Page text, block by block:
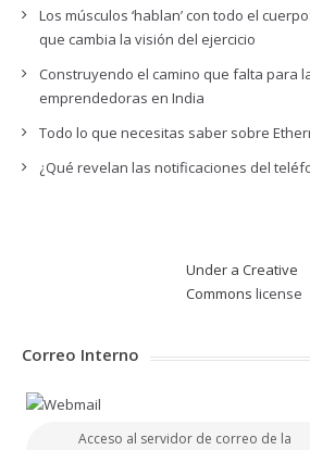
Los músculos ‘hablan’ con todo el
que cambia la visión del ejercicio
Construyendo el camino que falta para
emprendedoras en India
Todo lo que necesitas saber sobre
¿Qué revelan las notificaciones del
Under a Creative
Commons license
Correo Interno
Acceso al servidor de correo de la